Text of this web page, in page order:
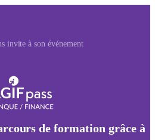
invite à son événement
de formation grâce à